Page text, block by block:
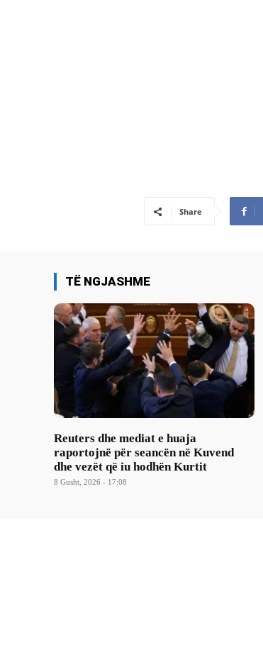
Share
TË NGJASHME
Reuters dhe mediat e huaja
raportojnë për seancën në Kuvend
dhe vezët që iu hodhën Kurtit
8 Gusht, 2026 - 17:08